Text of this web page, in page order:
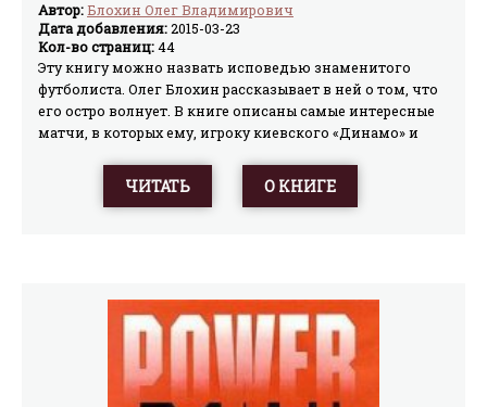
Автор:Блохин Олег Владимирович
Дата добавления:2015-03-23
Кол-во страниц:44
Эту книгу можно назвать исповедью знаменитого
футболиста. Олег Блохин рассказывает в ней о том, что
его остро волнует. В книге описаны самые интересные
матчи, в которых ему, игроку киевского «Динамо» и
ЧИТАТЬ О КНИГЕ